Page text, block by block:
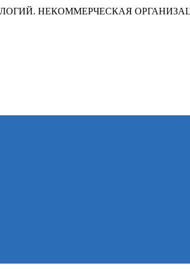
НЕКОММЕРЧЕСКАЯ